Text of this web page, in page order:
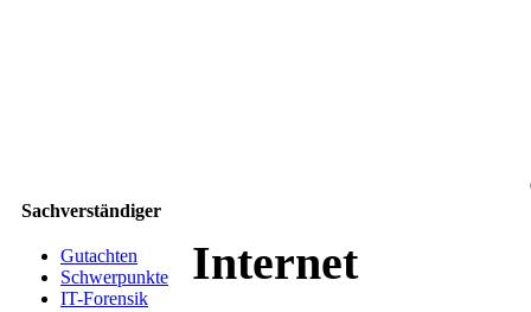
Sachverständiger
Gutachten
Schwerpunkte
IT-Forensik
Internet